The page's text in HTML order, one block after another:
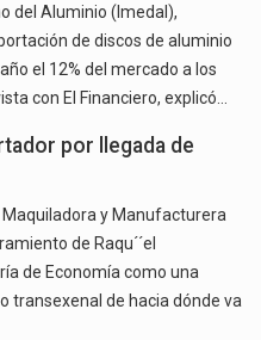
del Aluminio (Imedal),
de discos de aluminio
el 12% del mercado a los
con El Financiero, explicó…
por llegada de
Maquiladora y Manufacturera
de Raqu´´el
de Economía como una
transexenal de hacia dónde va